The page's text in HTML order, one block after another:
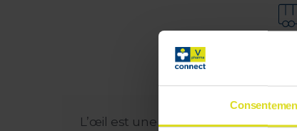
L’œil est une cible privilégiée du